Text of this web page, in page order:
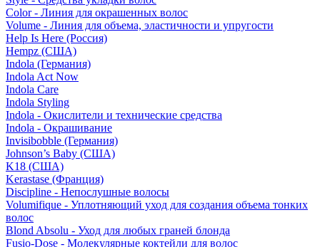
Color - Линия для окрашенных волос
Volume - Линия для объема, эластичности и упругости
Help Is Here (Россия)
Hempz (США)
Indola (Германия)
Indola Act Now
Indola Care
Indola Styling
Indola - Окислители и технические средства
Indola - Окрашивание
Invisibobble (Германия)
Johnson’s Baby (США)
K18 (США)
Kerastase (Франция)
Discipline - Непослушные волосы
Volumifique - Уплотняющий уход для создания объема тонких
волос
Blond Absolu - Уход для любых граней блонда
Fusio-Dose - Молекулярные коктейли для волос